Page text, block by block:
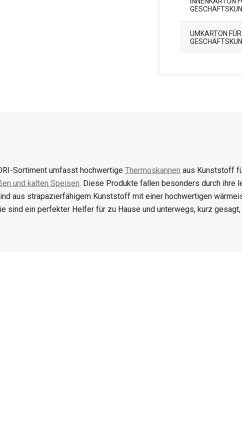
UMKARTON FÜR
Sortiment umfasst hochwertige Thermoskannen aus Kunststoff
und kalten Speisen. Diese Produkte fallen besonders durch ihre
aus strapazierfähigem Kunststoff mit einer hochwertigen
sind ein perfekter Helfer für zu Hause und unterwegs, kurz